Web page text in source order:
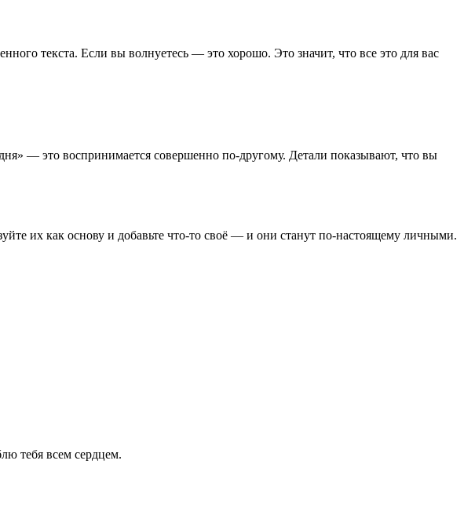
текста. Если вы волнуетесь — это хорошо. Это значит, что все это для вас
— это воспринимается совершенно по-другому. Детали показывают, что вы
их как основу и добавьте что-то своё — и они станут по-настоящему личными.
тебя всем сердцем.